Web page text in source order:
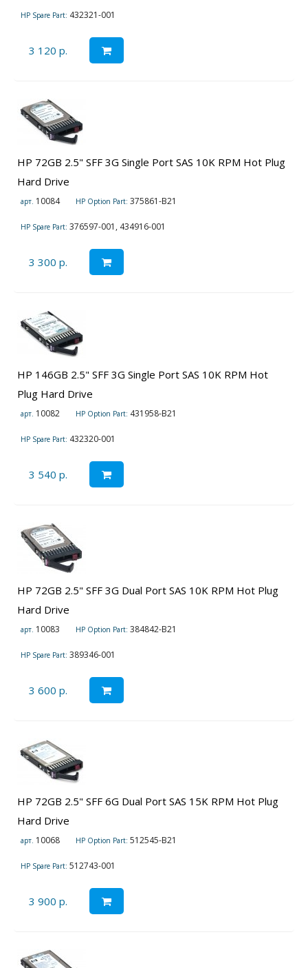
HP Spare Part: 432321-001
3 120 р.
HP 72GB 2.5" SFF 3G Single Port SAS 10K RPM Hot Plug
Hard Drive
арт. 10084 HP Option Part: 375861-B21
HP Spare Part: 376597-001, 434916-001
3 300 р.
HP 146GB 2.5" SFF 3G Single Port SAS 10K RPM Hot
Plug Hard Drive
арт. 10082 HP Option Part: 431958-B21
HP Spare Part: 432320-001
3 540 р.
HP 72GB 2.5" SFF 3G Dual Port SAS 10K RPM Hot Plug
Hard Drive
арт. 10083 HP Option Part: 384842-B21
HP Spare Part: 389346-001
3 600 р.
HP 72GB 2.5" SFF 6G Dual Port SAS 15K RPM Hot Plug
Hard Drive
арт. 10068 HP Option Part: 512545-B21
HP Spare Part: 512743-001
3 900 р.